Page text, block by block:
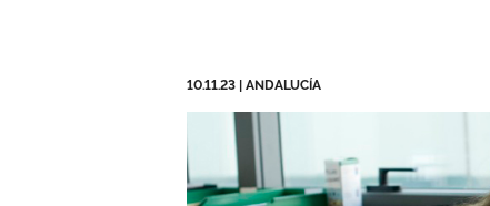
10.11.23 ANDALUCÍA